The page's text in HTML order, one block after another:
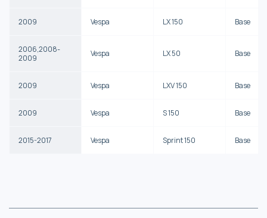
2009 Vespa LX 150 Base
2006,2008-
2009
Vespa LX 50 Base
2009 Vespa LXV 150 Base
2009 Vespa S 150 Base
2015-2017 Vespa Sprint 150 Base